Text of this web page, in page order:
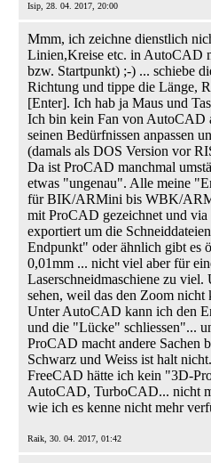
Isip, 28. 04. 2017, 20:00
Mmm, ich zeichne dienstlich
Linien,Kreise etc. in AutoCAD
bzw. Startpunkt) ;-) ... schiebe
Richtung und tippe die Länge,
[Enter]. Ich hab ja Maus und
Ich bin kein Fan von AutoCAD
seinen Bedürfnissen anpassen
(damals als DOS Version vor
Da ist ProCAD manchmal
etwas "ungenau". Alle meine
für BIK/ARMini bis WBK/
mit ProCAD gezeichnet und
exportiert um die
Endpunkt" oder ähnlich gibt es
0,01mm ... nicht viel aber für
Laserschneidmaschiene zu
sehen, weil das den Zoom nicht
Unter AutoCAD kann ich den
und die "Lücke" schliessen"...
ProCAD macht andere Sachen
Schwarz und Weiss ist halt
FreeCAD hätte ich kein "3D-
AutoCAD, TurboCAD... nicht
wie ich es kenne nicht mehr
Raik, 30. 04. 2017, 01:42